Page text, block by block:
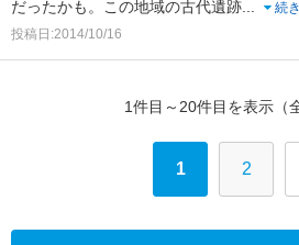
だったかも。この地域の古代遺跡
続
投稿日:2014/10/16
1件目～20件目を表示（
1 2